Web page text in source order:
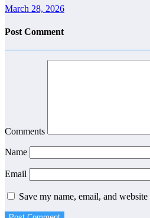
March 28, 2026
Post Comment
Comments
Name
Email
Save my name, email, and